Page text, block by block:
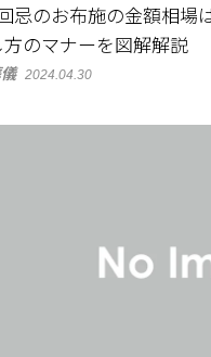
忌のお布施の金額相場
方のマナーを図解解説
2024.04.30